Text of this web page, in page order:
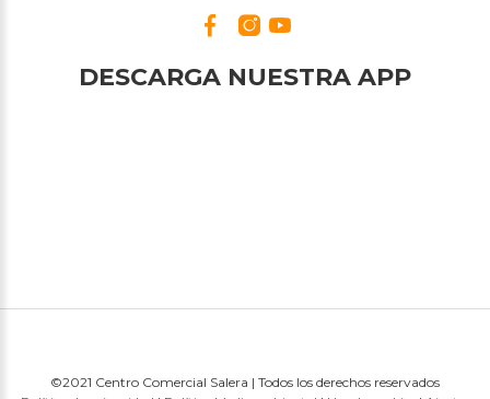
DESCARGA NUESTRA APP
©2021 Centro Comercial Salera | Todos los derechos reservados